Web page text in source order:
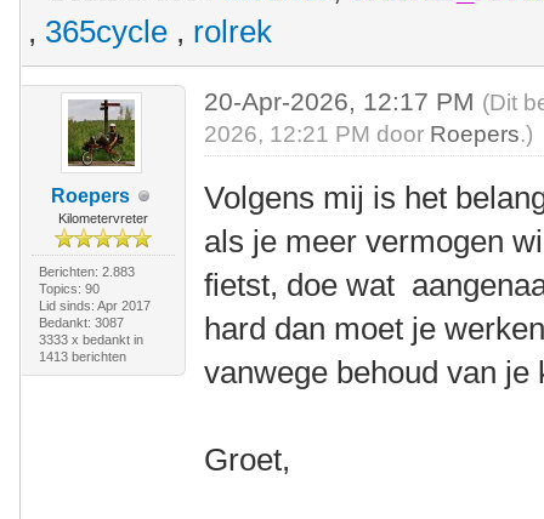
, 365cycle , rolrek
Roepers
Kilometervreter
Berichten: 2.883
Topics: 90
Lid sinds: Apr 2017
Bedankt: 3087
3333 x bedankt in
1413 berichten
20-Apr-2026, 12:17 PM (Dit
2026, 12:21 PM door Roepers.)
Volgens mij is het
als je meer vermogen
fietst, doe wat
hard dan moet je
vanwege behoud van je
Groet,